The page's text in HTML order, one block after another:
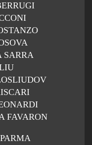
SARRA
FAVARON